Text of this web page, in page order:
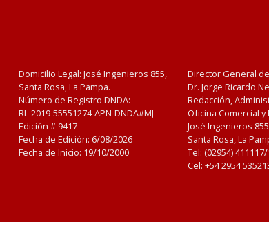
Domicilio Legal: José Ingenieros 855,
Santa Rosa, La Pampa.
Número de Registro DNDA:
RL-2019-55551274-APN-DNDA#MJ
Edición # 9417
Fecha de Edición: 6/08/2026
Fecha de Inicio: 19/10/2000
Director General
Dr. Jorge Ricardo
Redacción,
Oficina Comercial
José Ingenieros
Santa Rosa, La
Tel: (02954)
Cel: +54 2954